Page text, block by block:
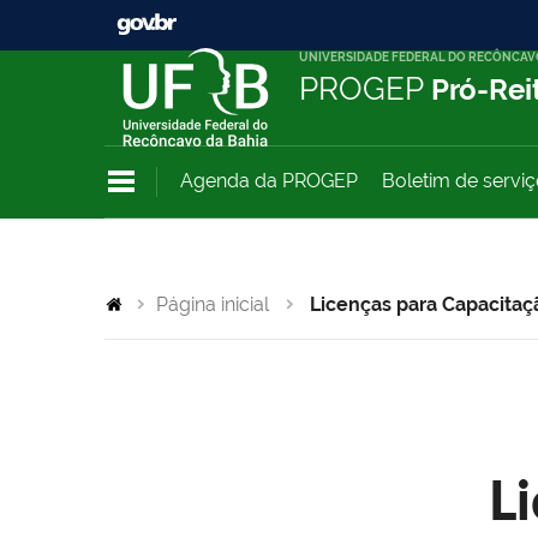
UNIVERSIDADE FEDERAL DO
PROGEP Pró-
Agenda da PROGEP Boletim de
Página inicial Licenças para